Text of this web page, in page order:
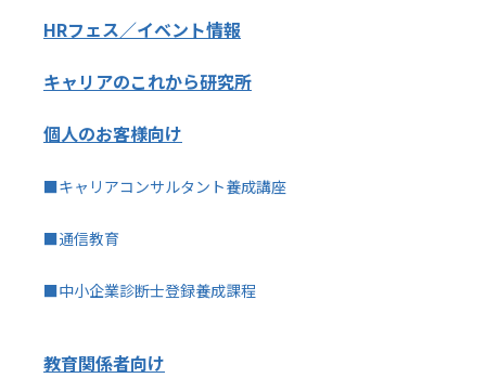
HRフェス／イベント情報
キャリアのこれから研究所
個人のお客様向け
■キャリアコンサルタント養成講座
■通信教育
■中小企業診断士登録養成課程
教育関係者向け